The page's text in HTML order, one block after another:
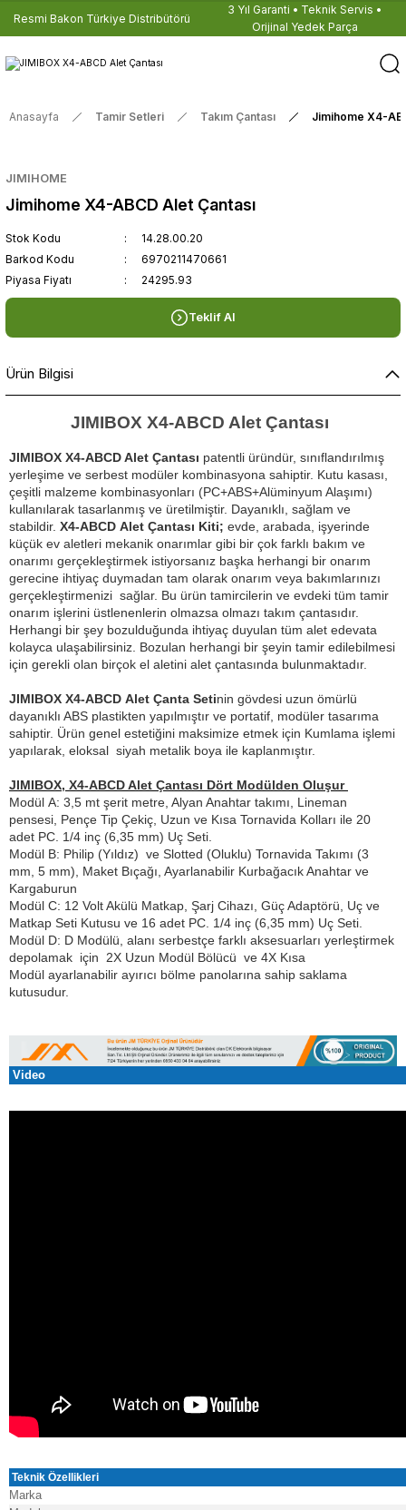
Resmi Bakon Türkiye Distribütörü
3 Yıl Garanti • Teknik Servis •
Orijinal Yedek Parça
Anasayfa Tamir Setleri Takım Çantası Jimihome X4-
JIMIHOME
Jimihome X4-ABCD Alet Çantası
Stok Kodu
14.28.00.20
Barkod Kodu
6970211470661
Piyasa Fiyatı
24295.93
Teklif Al
Ürün Bilgisi
JIMIBOX X4-ABCD Alet Çantası
JIMIBOX X4-ABCD Alet Çantası patentli üründür, sınıflandırılmış
yerleşime ve serbest modüler kombinasyona sahiptir. Kutu kasası,
çeşitli malzeme kombinasyonları (PC+ABS+Alüminyum Alaşımı)
kullanılarak tasarlanmış ve üretilmiştir. Dayanıklı, sağlam ve
stabildir. X4-ABCD Alet Çantası Kiti; evde, arabada, işyerinde
küçük ev aletleri mekanik onarımlar gibi bir çok farklı bakım ve
onarımı gerçekleştirmek istiyorsanız başka herhangi bir onarım
gerecine ihtiyaç duymadan tam olarak onarım veya bakımlarınızı
gerçekleştirmenizi sağlar. Bu ürün tamircilerin ve evdeki tüm tamir
onarım işlerini üstlenenlerin olmazsa olmazı takım çantasıdır.
Herhangi bir şey bozulduğunda ihtiyaç duyulan tüm alet edevata
kolayca ulaşabilirsiniz. Bozulan herhangi bir şeyin tamir edilebilmesi
için gerekli olan birçok el aletini alet çantasında bulunmaktadır.
JIMIBOX X4-ABCD Alet Çanta Setinin gövdesi uzun ömürlü
dayanıklı ABS plastikten yapılmıştır ve portatif, modüler tasarıma
sahiptir. Ürün genel estetiğini maksimize etmek için Kumlama işlemi
yapılarak, eloksal siyah metalik boya ile kaplanmıştır.
JIMIBOX, X4-ABCD Alet Çantası Dört Modülden Oluşur
Modül A: 3,5 mt şerit metre, Alyan Anahtar takımı, Lineman
pensesi, Pençe Tip Çekiç, Uzun ve Kısa Tornavida Kolları ile 20
adet PC. 1/4 inç (6,35 mm) Uç Seti.
Modül B: Philip (Yıldız) ve Slotted (Oluklu) Tornavida Takımı (3
mm, 5 mm), Maket Bıçağı, Ayarlanabilir Kurbağacık Anahtar ve
Kargaburun
Modül C: 12 Volt Akülü Matkap, Şarj Cihazı, Güç Adaptörü, Uç ve
Matkap Seti Kutusu ve 16 adet PC. 1/4 inç (6,35 mm) Uç Seti.
Modül D: D Modülü, alanı serbestçe farklı aksesuarları yerleştirmek
depolamak için 2X Uzun Modül Bölücü ve 4X Kısa
Modül ayarlanabilir ayırıcı bölme panolarına sahip saklama
kutusudur.
Video
Teknik Özellikleri
Marka